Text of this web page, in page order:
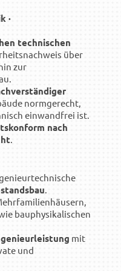
·
technischen
über
zur
normgerecht,
einwandfrei ist.
nach
.
.
bauphysikalischen
mit
und